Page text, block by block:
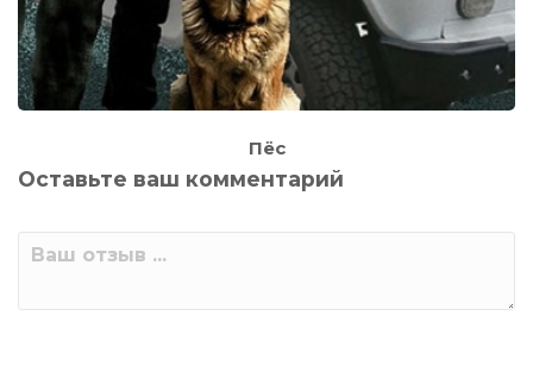
Пёс
Оставьте ваш комментарий